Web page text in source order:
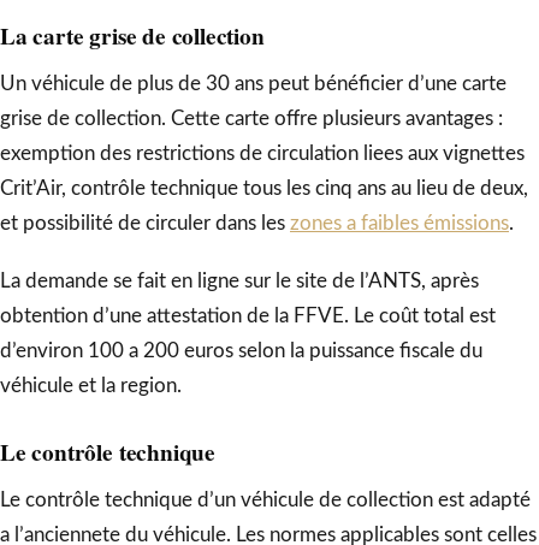
La carte grise de collection
Un véhicule de plus de 30 ans peut bénéficier d’une carte
grise de collection. Cette carte offre plusieurs avantages :
exemption des restrictions de circulation liees aux vignettes
Crit’Air, contrôle technique tous les cinq ans au lieu de deux,
et possibilité de circuler dans les zones a faibles émissions.
La demande se fait en ligne sur le site de l’ANTS, après
obtention d’une attestation de la FFVE. Le coût total est
d’environ 100 a 200 euros selon la puissance fiscale du
véhicule et la region.
Le contrôle technique
Le contrôle technique d’un véhicule de collection est adapté
a l’anciennete du véhicule. Les normes applicables sont celles